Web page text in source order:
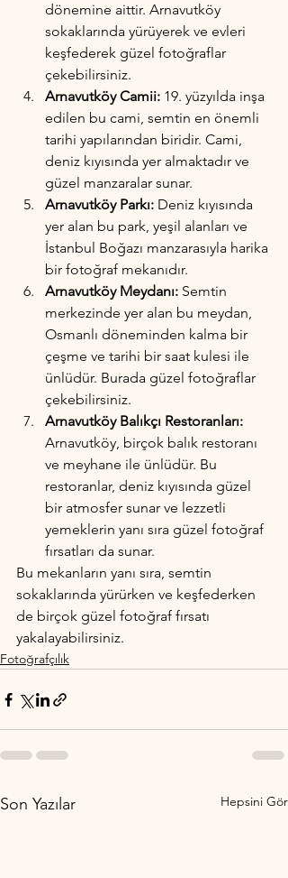
dönemine aittir. Arnavutköy
sokaklarında yürüyerek ve evleri
keşfederek güzel fotoğraflar
çekebilirsiniz.
Arnavutköy Camii: 19. yüzyılda inşa
edilen bu cami, semtin en önemli
tarihi yapılarından biridir. Cami,
deniz kıyısında yer almaktadır ve
güzel manzaralar sunar.
Arnavutköy Parkı: Deniz kıyısında
yer alan bu park, yeşil alanları ve
İstanbul Boğazı manzarasıyla harika
bir fotoğraf mekanıdır.
Arnavutköy Meydanı: Semtin
merkezinde yer alan bu meydan,
Osmanlı döneminden kalma bir
çeşme ve tarihi bir saat kulesi ile
ünlüdür. Burada güzel fotoğraflar
çekebilirsiniz.
Arnavutköy Balıkçı Restoranları:
Arnavutköy, birçok balık restoranı
ve meyhane ile ünlüdür. Bu
restoranlar, deniz kıyısında güzel
bir atmosfer sunar ve lezzetli
yemeklerin yanı sıra güzel fotoğraf
fırsatları da sunar.
Bu mekanların yanı sıra, semtin
sokaklarında yürürken ve keşfederken
de birçok güzel fotoğraf fırsatı
yakalayabilirsiniz.
Fotoğrafçılık
Son Yazılar Hepsini Gör